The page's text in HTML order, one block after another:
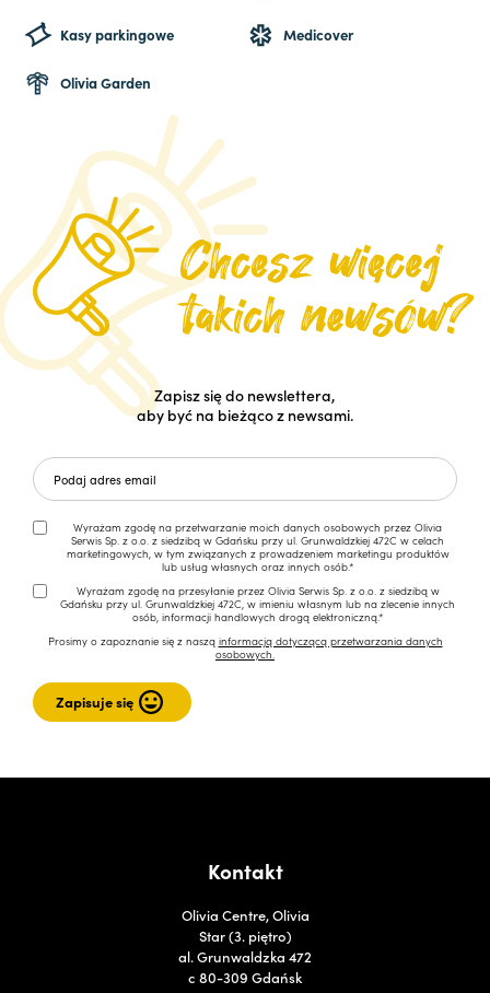
Kasy parkingowe Medicover
Olivia Garden
Zapisz się do newslettera,
aby być na bieżąco z newsami.
Wyrażam zgodę na przetwarzanie moich danych osobowych przez Olivia
Serwis Sp. z o.o. z siedzibą w Gdańsku przy ul. Grunwaldzkiej 472C w celach
marketingowych, w tym związanych z prowadzeniem marketingu produktów
lub usług własnych oraz innych osób.*
Wyrażam zgodę na przesyłanie przez Olivia Serwis Sp. z o.o. z siedzibą w
Gdańsku przy ul. Grunwaldzkiej 472C, w imieniu własnym lub na zlecenie innych
osób, informacji handlowych drogą elektroniczną.*
Prosimy o zapoznanie się z naszą informacją dotyczącą przetwarzania danych
osobowych.
Kontakt
Olivia Centre, Olivia
Star (3. piętro)
al. Grunwaldzka 472
c 80-309 Gdańsk